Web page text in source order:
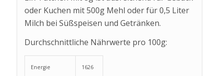
oder Kuchen mit 500g Mehl oder für 0,5 Liter
Milch bei Süßspeisen und Getränken.
Durchschnittliche Nährwerte pro 100g:
Energie 1626